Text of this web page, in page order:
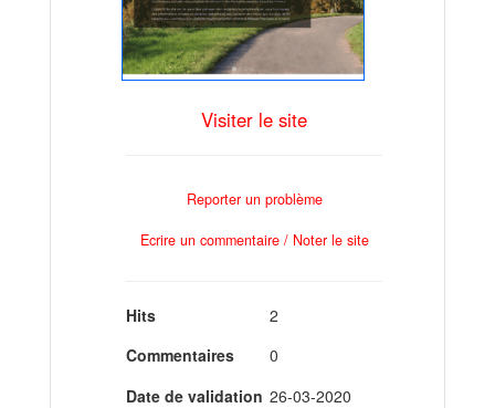
Visiter le site
Reporter un problème
Ecrire un commentaire / Noter le site
Hits
2
Commentaires
0
Date de validation 26-03-2020